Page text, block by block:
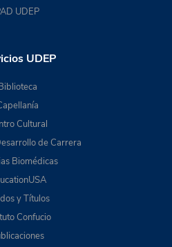
UDEP
UDEP
Cultural
de Carrera
Biomédicas
y Títulos
Confucio